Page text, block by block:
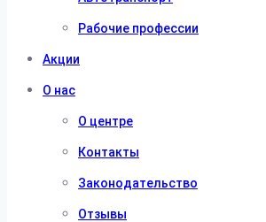
Рабочие профессии
Акции
О нас
О центре
Контакты
Законодательство
Отзывы